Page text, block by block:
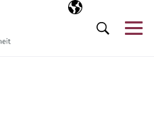
Выбранный
RU
Поиск